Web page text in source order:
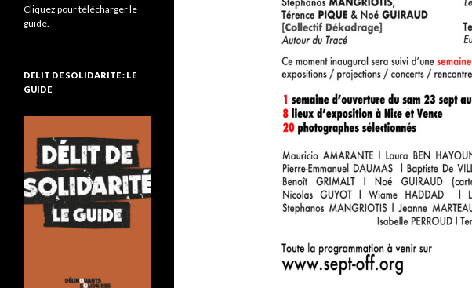
Cliquez pour télécharger le
guide.
DÉLIT DE SOLIDARITÉ : LE
GUIDE